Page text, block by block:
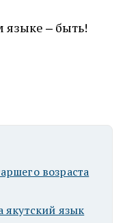
языке ‒ быть!
возраста
якутский язык